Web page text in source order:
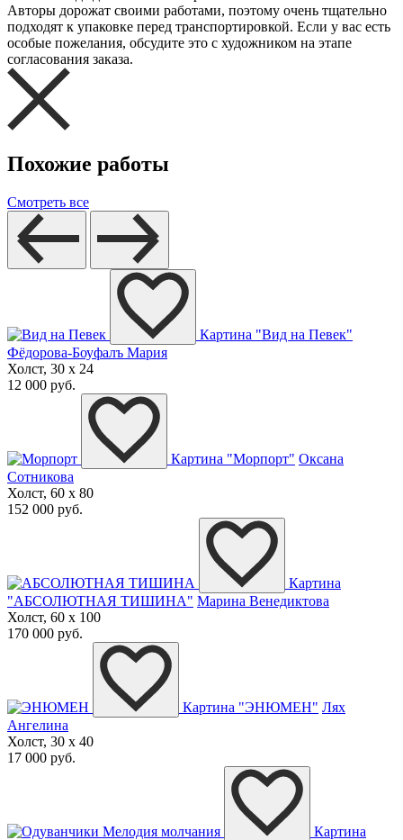
Авторы дорожат своими работами, поэтому очень тщательно
подходят к упаковке перед транспортировкой. Если у вас есть
особые пожелания, обсудите это с художником на этапе
согласования заказа.
Похожие работы
Смотреть все
Картина "Вид на Певек"
Фёдорова-Боуфалъ Мария
Холст, 30 x 24
12 000 руб.
Картина "Морпорт" Оксана
Сотникова
Холст, 60 x 80
152 000 руб.
Картина
"АБСОЛЮТНАЯ ТИШИНА" Марина Венедиктова
Холст, 60 x 100
170 000 руб.
Картина "ЭНЮМЕН" Лях
Ангелина
Холст, 30 x 40
17 000 руб.
Картина